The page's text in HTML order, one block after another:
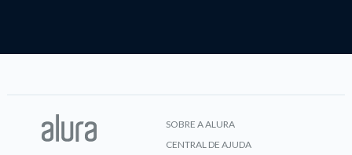
SOBRE A ALURA
CENTRAL DE AJUDA